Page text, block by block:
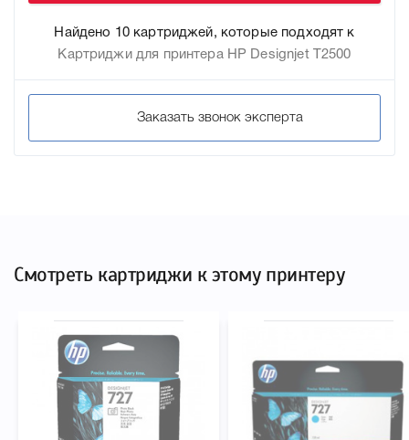
Найдено 10 картриджей, которые подходят к
Картриджи для принтера HP Designjet T2500
Заказать звонок эксперта
Смотреть картриджи к этому принтеру